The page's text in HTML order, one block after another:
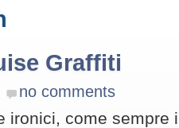
Graffiti
no comments
ironici, come sempre